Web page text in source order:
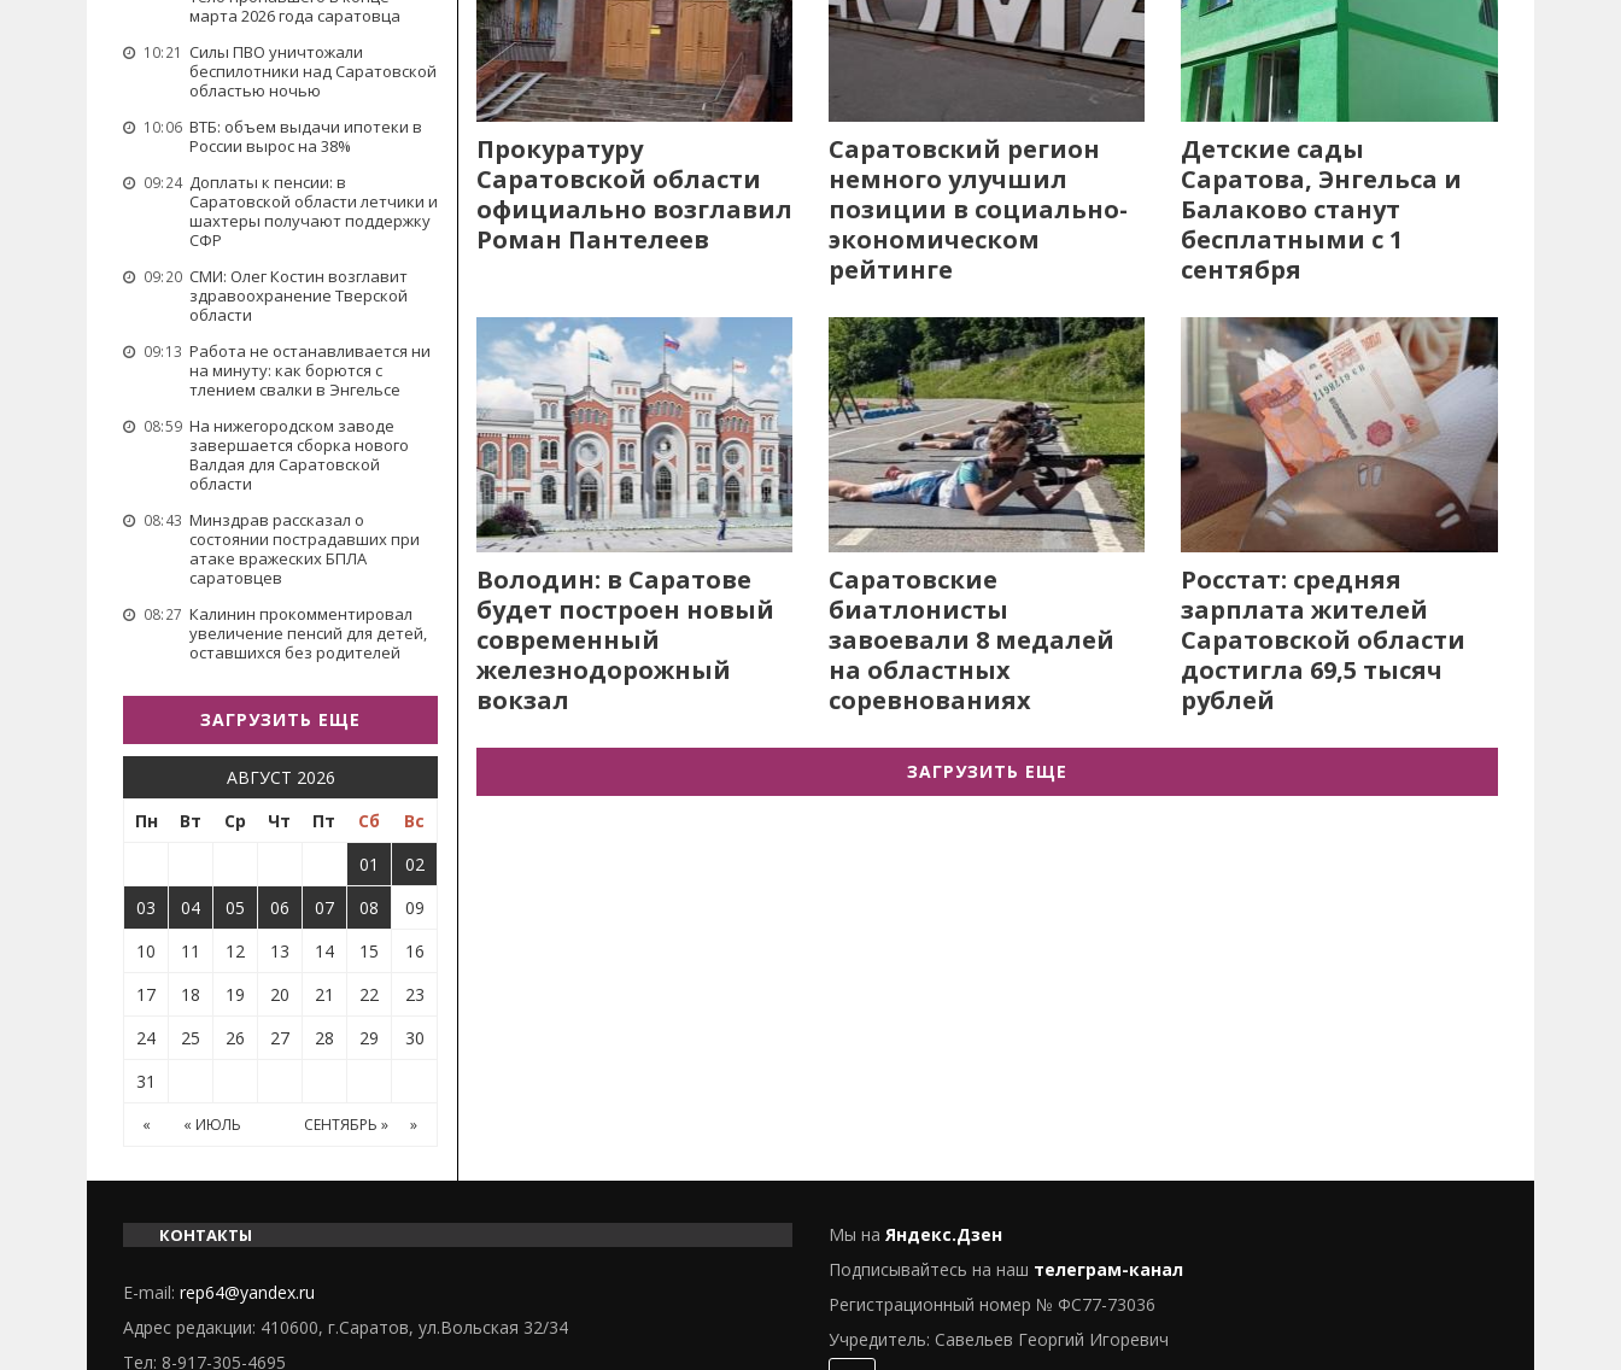
марта 2026 года саратовца
10:21 Силы ПВО уничтожали
беспилотники над Саратовской
областью ночью
10:06 ВТБ: объем выдачи ипотеки в
России вырос на 38%
09:24 Доплаты к пенсии: в
Саратовской области летчики и
шахтеры получают поддержку
СФР
09:20 СМИ: Олег Костин возглавит
здравоохранение Тверской
области
09:13 Работа не останавливается ни
на минуту: как борются с
тлением свалки в Энгельсе
08:59 На нижегородском заводе
завершается сборка нового
Валдая для Саратовской
области
08:43 Минздрав рассказал о
состоянии пострадавших при
атаке вражеских БПЛА
саратовцев
08:27 Калинин прокомментировал
увеличение пенсий для детей,
оставшихся без родителей
ЗАГРУЗИТЬ ЕЩЕ
АВГУСТ 2026
Пн
Вт Ср Чт Пт Сб
Вс
01
02
03
04 05 06 07 08
09
10
11 12 13 14 15
16
17
18 19 20 21 22
23
24
25 26 27 28 29
30
31
« « ИЮЛЬ СЕНТЯБРЬ » »
Прокуратуру
Саратовской области
официально возглавил
Роман Пантелеев
Саратовский регион
немного улучшил
позиции в социально-
экономическом
рейтинге
Детские сады
Саратова, Энгельса и
Балаково станут
бесплатными с 1
сентября
Володин: в Саратове
будет построен новый
современный
железнодорожный
вокзал
Саратовские
биатлонисты
завоевали 8 медалей
на областных
соревнованиях
Росстат: средняя
зарплата жителей
Саратовской области
достигла 69,5 тысяч
рублей
ЗАГРУЗИТЬ ЕЩЕ
КОНТАКТЫ
E-mail: rep64@yandex.ru
Адрес редакции: 410600, г.Саратов, ул.Вольская 32/34
Тел: 8-917-305-4695
Мы на Яндекс.Дзен
Подписывайтесь на наш телеграм-канал
Регистрационный номер № ФС77-73036
Учредитель: Савельев Георгий Игоревич